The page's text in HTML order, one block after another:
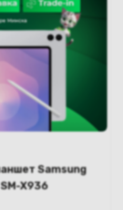
Samsung
X936